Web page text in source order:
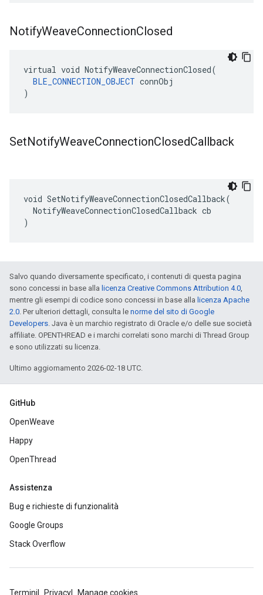
NotifyWeaveConnectionClosed
virtual void NotifyWeaveConnectionClosed(
BLE_CONNECTION_OBJECT connObj
)
SetNotifyWeaveConnectionClosedCallback
void SetNotifyWeaveConnectionClosedCallback(
  NotifyWeaveConnectionClosedCallback cb
)
Salvo quando diversamente specificato, i contenuti di questa pagina
sono concessi in base alla licenza Creative Commons Attribution 4.0,
mentre gli esempi di codice sono concessi in base alla licenza Apache
2.0. Per ulteriori dettagli, consulta le norme del sito di Google
Developers. Java è un marchio registrato di Oracle e/o delle sue società
affiliate. OPENTHREAD e i marchi correlati sono marchi di Thread Group
e sono utilizzati su licenza.
Ultimo aggiornamento 2026-02-18 UTC.
GitHub
OpenWeave
Happy
OpenThread
Assistenza
Bug e richieste di funzionalità
Google Groups
Stack Overflow
Termini Privacy Manage cookies